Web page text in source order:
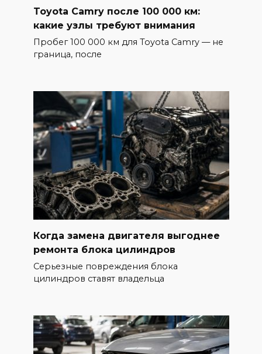
Toyota Camry после 100 000 км:
какие узлы требуют внимания
Пробег 100 000 км для Toyota Camry — не
граница, после
Когда замена двигателя выгоднее
ремонта блока цилиндров
Серьезные повреждения блока
цилиндров ставят владельца